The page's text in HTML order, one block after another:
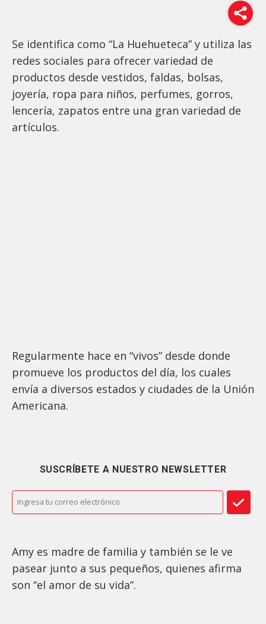
Se identifica como “La Huehueteca” y utiliza las
redes sociales para ofrecer variedad de
productos desde vestidos, faldas, bolsas,
joyería, ropa para niños, perfumes, gorros,
lencería, zapatos entre una gran variedad de
artículos.
Regularmente hace en “vivos” desde donde
promueve los productos del día, los cuales
envía a diversos estados y ciudades de la Unión
Americana.
SUSCRÍBETE A NUESTRO NEWSLETTER
Amy es madre de familia y también se le ve
pasear junto a sus pequeños, quienes afirma
son “el amor de su vida”.